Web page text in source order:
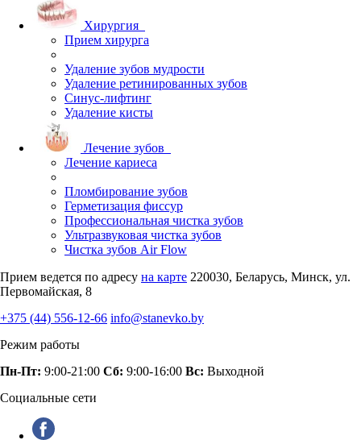
Хирургия
Прием хирурга
Удаление зубов мудрости
Удаление ретинированных зубов
Синус-лифтинг
Удаление кисты
Лечение зубов
Лечение кариеса
Пломбирование зубов
Герметизация фиссур
Профессиональная чистка зубов
Ультразвуковая чистка зубов
Чистка зубов Air Flow
Прием ведется по адресу на карте 220030, Беларусь, Минск, ул.
Первомайская, 8
+375 (44) 556-12-66 info@stanevko.by
Режим работы
Пн-Пт: 9:00-21:00 Сб: 9:00-16:00 Вс: Выходной
Социальные сети